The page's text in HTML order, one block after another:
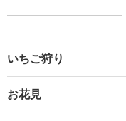
いちご狩り
お花見